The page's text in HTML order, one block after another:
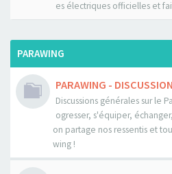
es électriques officielles et
PARAWING
PARAWING -
Discussions générales sur le
ogresser, s'équiper,
on partage nos ressentis et
wing !